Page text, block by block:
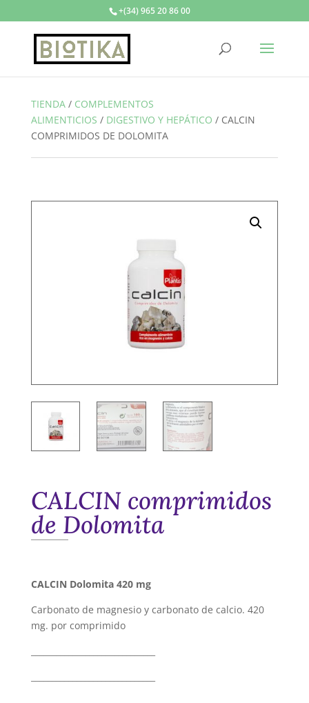
+(34) 965 20 86 00
TIENDA/ COMPLEMENTOS
ALIMENTICIOS / DIGESTIVO Y HEPÁTICO / CALCIN
COMPRIMIDOS DE DOLOMITA
CALCIN comprimidos
de Dolomita
CALCIN Dolomita 420 mg
Carbonato de magnesio y carbonato de calcio. 420
mg. por comprimido